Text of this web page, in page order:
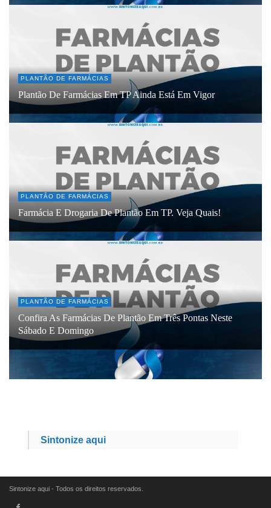
PLANTÃO DE FARMÁCIAS
Plantão De Farmácias Em TP Ainda Está Em Vigor
PLANTÃO DE FARMÁCIAS
Farmácia E Drogaria De Plantão Em TP. Veja Quais!
PLANTÃO DE FARMÁCIAS
Confira As Farmácias De Plantão Em Três Pontas Neste
Sábado E Domingo
Sintonize aqui
Sintonize aqui - Todos os direitos reservados.